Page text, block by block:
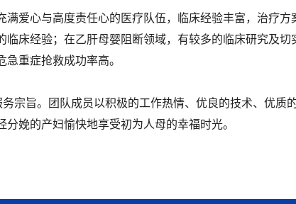
爱心与高度责任心的医疗队伍，临床经验丰富，治疗
床经验；在乙肝母婴阻断领域，有较多的临床研究及
重症抢救成功率高。
宗旨。团队成员以积极的工作热情、优良的技术、优
娩的产妇愉快地享受初为人母的幸福时光。